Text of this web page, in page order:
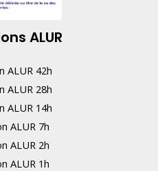
ALUR
ALUR 42h
ALUR 28h
ALUR 14h
ALUR 7h
ALUR 2h
ALUR 1h